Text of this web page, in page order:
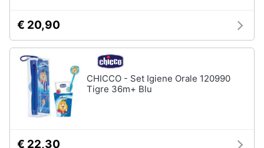
€ 20,90
CHICCO - Set Igiene Orale 120990
Tigre 36m+ Blu
€ 22,30